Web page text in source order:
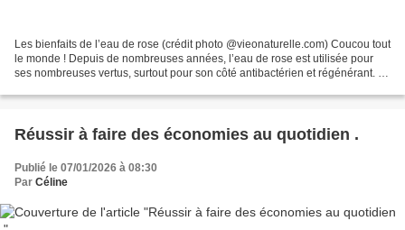
Les bienfaits de l’eau de rose (crédit photo @vieonaturelle.com) Coucou tout
le monde ! Depuis de nombreuses années, l’eau de rose est utilisée pour
ses nombreuses vertus, surtout pour son côté antibactérien et régénérant. Je
Réussir à faire des économies au quotidien .
Publié le 07/01/2026 à 08:30
Par Céline